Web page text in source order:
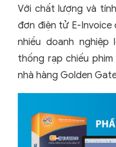
Với chất lượng và
đơn điện tử E-Invoice
nhiều doanh nghiệp
thống rạp chiếu phim
nhà hàng Golden